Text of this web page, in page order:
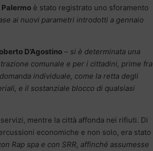
è stato registrato uno sforamento
ai nuovi parametri introdotti a gennaio
D’Agostino – si è determinata una
comunale e per i cittadini, prime fra
individuale, come la retta degli
e il sostanziale blocco di qualsiasi
mentre la città affonda nei rifiuti. Di
economiche e non solo, era stato
Rap spa e con SRR, affinché assumesse